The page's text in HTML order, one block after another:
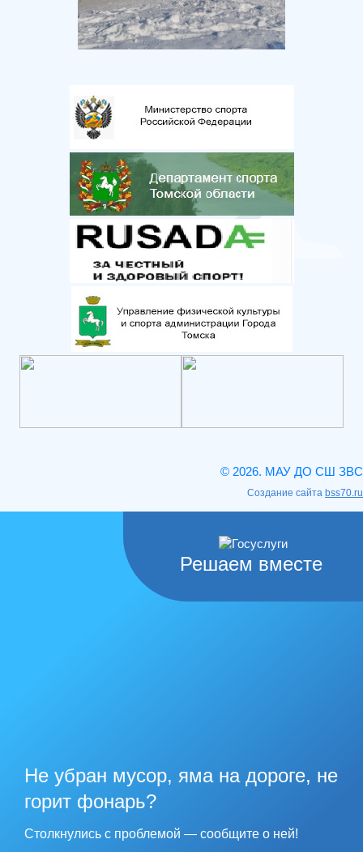
© 2026. МАУ ДО СШ ЗВС
Создание сайта bss70.ru
Решаем вместе
Не убран мусор, яма на дороге, не
горит фонарь?
Столкнулись с проблемой — сообщите о ней!